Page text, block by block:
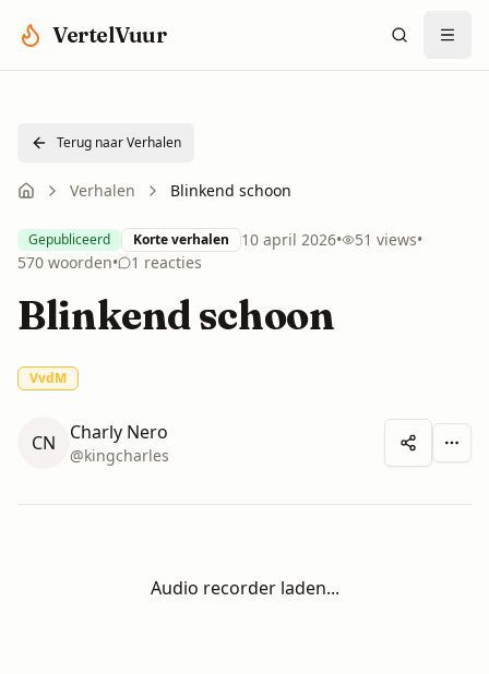
VertelVuur
Terug naar Verhalen
Verhalen Blinkend schoon
Gepubliceerd Korte verhalen 10 april 2026• 51 views•
570 woorden• 1 reacties
Blinkend schoon
VvdM
CN Charly Nero
@kingcharles
Audio recorder laden...